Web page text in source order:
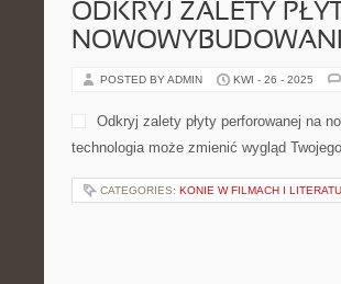
ODKRYJ ZALETY
POSTED BY ADMIN KWI - 26 - 2025
Odkryj zalety płyty perforowanej na
technologia może zmienić wygląd
CATEGORIES: KONIE W FILMACH I